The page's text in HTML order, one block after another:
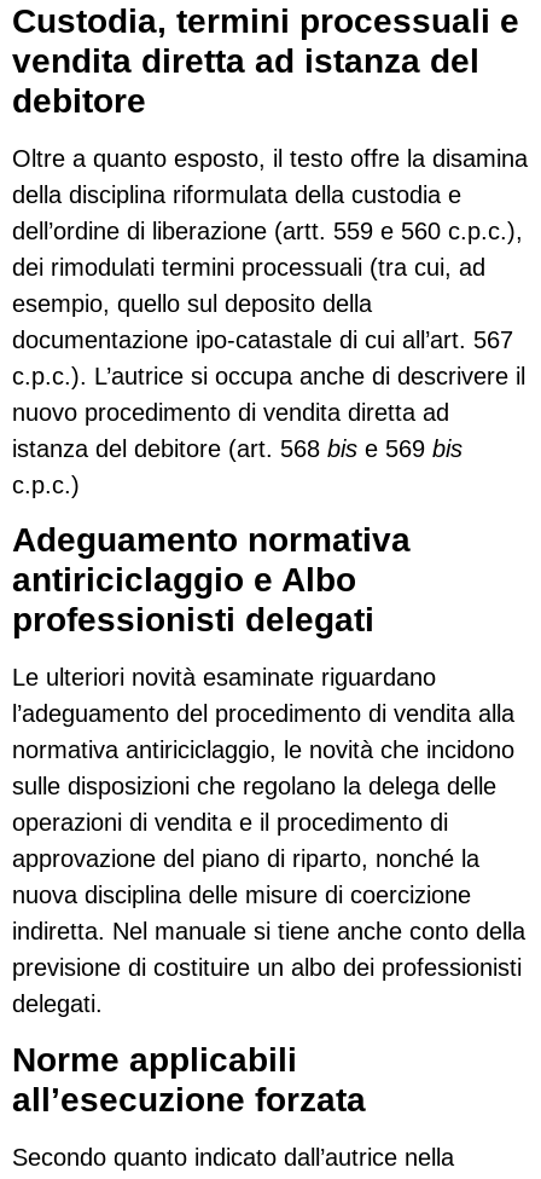
Custodia, termini processuali e
vendita diretta ad istanza del
debitore
Oltre a quanto esposto, il testo offre la disamina
della disciplina riformulata della custodia e
dell’ordine di liberazione (artt. 559 e 560 c.p.c.),
dei rimodulati termini processuali (tra cui, ad
esempio, quello sul deposito della
documentazione ipo-catastale di cui all’art. 567
c.p.c.). L’autrice si occupa anche di descrivere il
nuovo procedimento di vendita diretta ad
istanza del debitore (art. 568 bis e 569 bis
c.p.c.)
Adeguamento normativa
antiriciclaggio e Albo
professionisti delegati
Le ulteriori novità esaminate riguardano
l’adeguamento del procedimento di vendita alla
normativa antiriciclaggio, le novità che incidono
sulle disposizioni che regolano la delega delle
operazioni di vendita e il procedimento di
approvazione del piano di riparto, nonché la
nuova disciplina delle misure di coercizione
indiretta. Nel manuale si tiene anche conto della
previsione di costituire un albo dei professionisti
delegati.
Norme applicabili
all’esecuzione forzata
Secondo quanto indicato dall’autrice nella